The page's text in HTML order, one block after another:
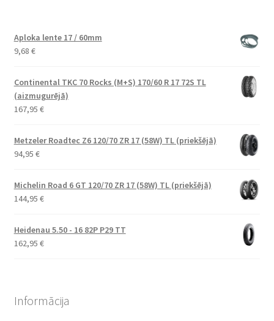
Aploka lente 17 / 60mm
9,68 €
Continental TKC 70 Rocks (M+S) 170/60 R 17 72S TL
(aizmugurējā)
167,95 €
Metzeler Roadtec Z6 120/70 ZR 17 (58W) TL (priekšējā)
94,95 €
Michelin Road 6 GT 120/70 ZR 17 (58W) TL (priekšējā)
144,95 €
Heidenau 5.50 - 16 82P P29 TT
162,95 €
Informācija